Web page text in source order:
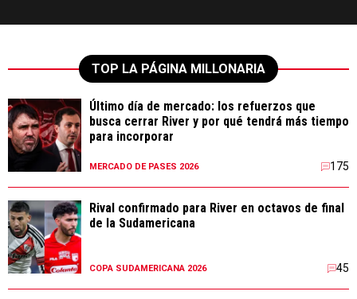
TOP LA PÁGINA MILLONARIA
Último día de mercado: los refuerzos que
busca cerrar River y por qué tendrá más tiempo
para incorporar
MERCADO DE PASES 2026 175
Rival confirmado para River en octavos de final
de la Sudamericana
COPA SUDAMERICANA 2026 45